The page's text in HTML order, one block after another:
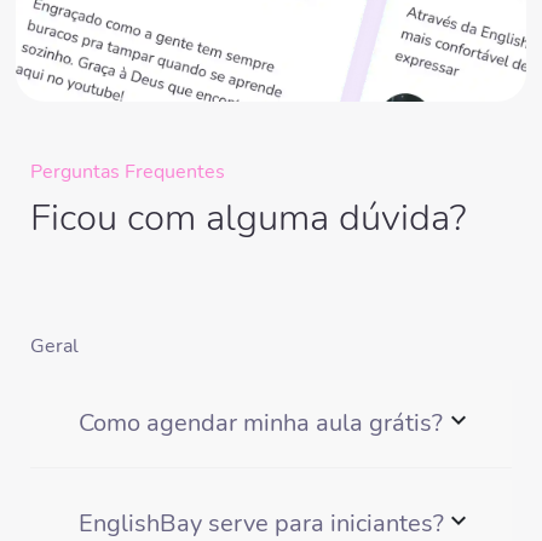
Perguntas Frequentes
Ficou com alguma dúvida?
Geral
Como agendar minha aula grátis? expand_more
EnglishBay serve para iniciantes? expand_more